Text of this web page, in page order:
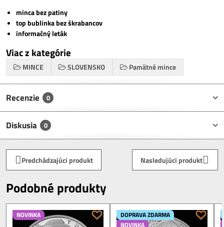
minca bez patiny
top bublinka bez škrabancov
informačný leták
Viac z kategórie
MINCE SLOVENSKO Pamätné mince
Recenzie 0
Diskusia 0
Predchádzajúci produkt Nasledujúci produkt
Podobné produkty
NOVINKA
DOPRAVA ZDARMA
NOVINKA